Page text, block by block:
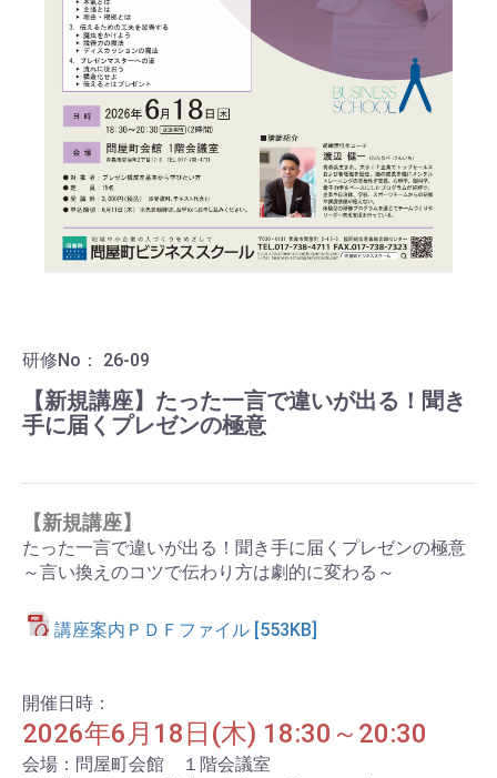
研修No： 26-09
【新規講座】たった一言で違いが出る！聞き
手に届くプレゼンの極意
【新規講座】
たった一言で違いが出る！ 聞き手に届くプレゼンの極意
～言い換えのコツで伝わり方は劇的に変わる～
講座案内ＰＤＦファイル [553KB]
開催日時：
2026年6月18日(木) 18:30～20:30
会場：問屋町会館 １階会議室